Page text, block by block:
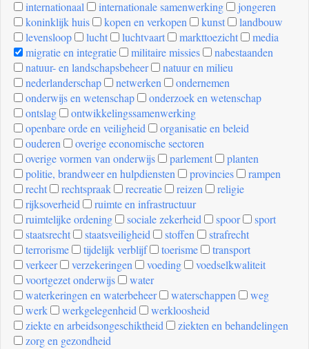
internationaal
internationale samenwerking
jongeren
koninklijk huis
kopen en verkopen kunst
landbouw
levensloop
lucht luchtvaart markttoezicht
media
migratie en integratie
militaire missies
nabestaanden
natuur- en landschapsbeheer
natuur en milieu
nederlanderschap
netwerken
ondernemen
onderwijs en wetenschap
onderzoek en wetenschap
ontslag
ontwikkelingssamenwerking
openbare orde en veiligheid
organisatie en beleid
ouderen
overige economische sectoren
overige vormen van onderwijs
parlement
planten
politie, brandweer en hulpdiensten
provincies
rampen
recht
rechtspraak recreatie reizen
religie
rijksoverheid
ruimte en infrastructuur
ruimtelijke ordening
sociale zekerheid spoor
sport
staatsrecht
staatsveiligheid stoffen
strafrecht
terrorisme
tijdelijk verblijf toerisme
transport
verkeer
verzekeringen voeding
voedselkwaliteit
voortgezet onderwijs
water
waterkeringen en waterbeheer
waterschappen
weg
werk
werkgelegenheid
werkloosheid
ziekte en arbeidsongeschiktheid
ziekten en behandelingen
zorg en gezondheid